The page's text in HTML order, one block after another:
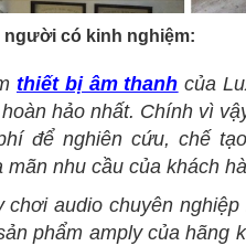
có kinh nghiệm:
thiết bị âm thanh của
hảo nhất. Chính vì
để nghiên cứu, chế
nhu cầu của khách
chơi audio chuyên
phẩm amply của hãng